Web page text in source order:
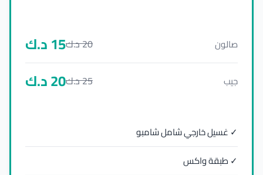
صالون 20د.ك15د.ك
جيب 25د.ك20د.ك
✓ غسيل خارجي شامل شامبو
✓ طبقة واكس